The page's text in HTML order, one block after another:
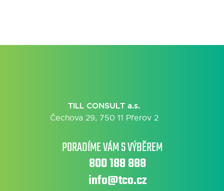
TILL CONSULT a.s.
Čechova 29, 750 11 Přerov 2
PORADÍME VÁM S VÝBĚREM
800 188 888
info@tco.cz